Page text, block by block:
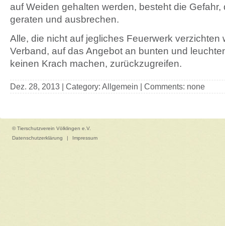
auf Weiden gehalten werden, besteht die
geraten und ausbrechen.
Alle, die nicht auf jegliches Feuerwerk verzichten
Verband, auf das Angebot an bunten und
keinen Krach machen, zurückzugreifen.
Dez. 28, 2013 | Category: Allgemein | Comments: none
© Tierschutzverein Völklingen e.V.
Datenschutzerklärung
| Impressum